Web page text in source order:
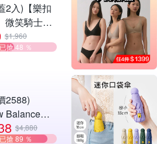
2入)【樂扣
微笑騎士不
行杯
掀蓋款)
$1,960
已搶 48 ％
2588)
Balance】
/9060系
$4,880
已搶 89 ％